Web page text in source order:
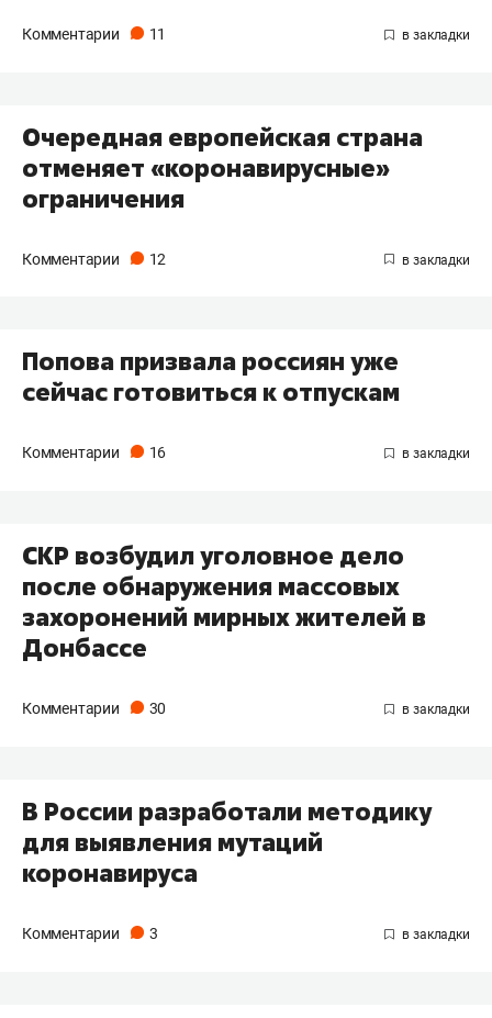
Комментарии 11
Очередная европейская страна
отменяет «коронавирусные»
ограничения
Комментарии 12
Попова призвала россиян уже
сейчас готовиться к отпускам
Комментарии 16
СКР возбудил уголовное дело
после обнаружения массовых
захоронений мирных жителей в
Донбассе
Комментарии 30
В России разработали методику
для выявления мутаций
коронавируса
Комментарии 3